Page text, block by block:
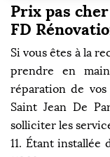
Prix pas
FD
Si vous êtes à la
prendre en
réparation de
Saint Jean De
solliciter les
11. Étant installée